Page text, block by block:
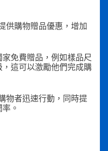
供購物贈品優惠，增加
免費贈品，例如樣品尺
這可以激勵他們完成購
物者迅速行動，同時提
。